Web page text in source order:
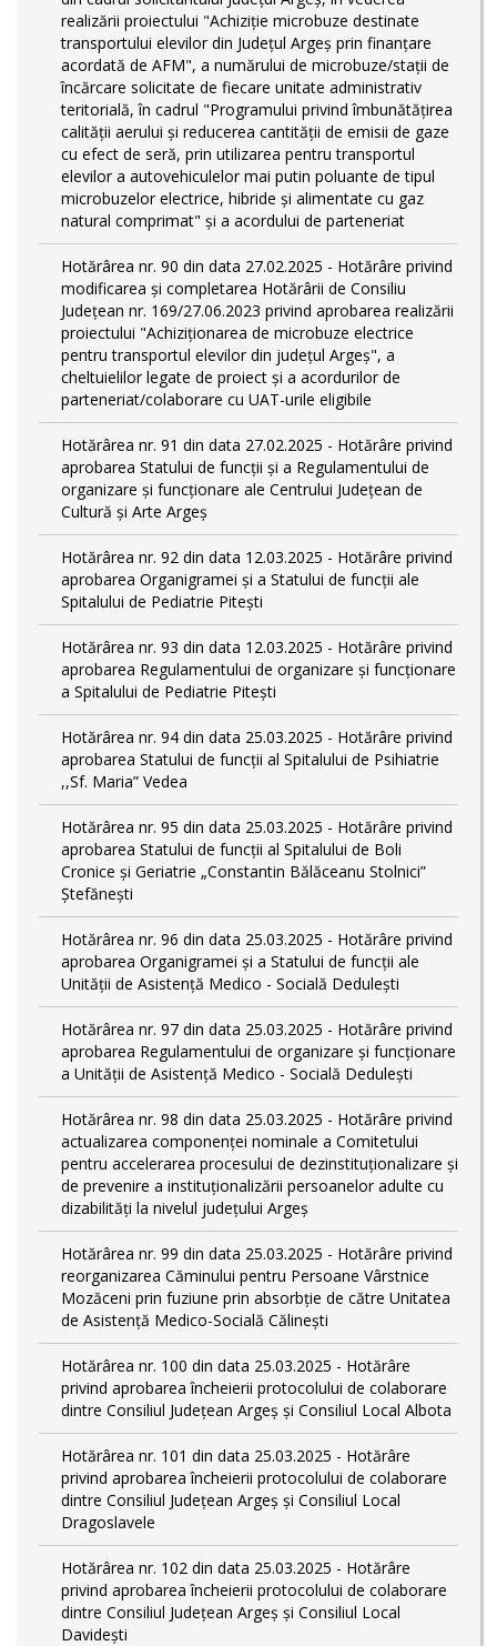
realizării proiectului "Achiziție microbuze destinate
transportului elevilor din Județul Argeș prin finanțare
acordată de AFM", a numărului de microbuze/stații de
încărcare solicitate de fiecare unitate administrativ
teritorială, în cadrul "Programului privind îmbunătățirea
calității aerului și reducerea cantității de emisii de gaze
cu efect de seră, prin utilizarea pentru transportul
elevilor a autovehiculelor mai putin poluante de tipul
microbuzelor electrice, hibride și alimentate cu gaz
natural comprimat" și a acordului de parteneriat
Hotărârea nr. 90 din data 27.02.2025 - Hotărâre privind
modificarea și completarea Hotărârii de Consiliu
Județean nr. 169/27.06.2023 privind aprobarea realizării
proiectului "Achiziționarea de microbuze electrice
pentru transportul elevilor din județul Argeș", a
cheltuielilor legate de proiect și a acordurilor de
parteneriat/colaborare cu UAT-urile eligibile
Hotărârea nr. 91 din data 27.02.2025 - Hotărâre privind
aprobarea Statului de funcţii și a Regulamentului de
organizare și funcționare ale Centrului Județean de
Cultură și Arte Argeș
Hotărârea nr. 92 din data 12.03.2025 - Hotărâre privind
aprobarea Organigramei și a Statului de funcţii ale
Spitalului de Pediatrie Pitești
Hotărârea nr. 93 din data 12.03.2025 - Hotărâre privind
aprobarea Regulamentului de organizare și funcționare
a Spitalului de Pediatrie Pitești
Hotărârea nr. 94 din data 25.03.2025 - Hotărâre privind
aprobarea Statului de funcţii al Spitalului de Psihiatrie
,,Sf. Maria” Vedea
Hotărârea nr. 95 din data 25.03.2025 - Hotărâre privind
aprobarea Statului de funcţii al Spitalului de Boli
Cronice și Geriatrie „Constantin Bălăceanu Stolnici”
Ștefănești
Hotărârea nr. 96 din data 25.03.2025 - Hotărâre privind
aprobarea Organigramei și a Statului de funcții ale
Unității de Asistență Medico - Socială Dedulești
Hotărârea nr. 97 din data 25.03.2025 - Hotărâre privind
aprobarea Regulamentului de organizare și funcționare
a Unității de Asistență Medico - Socială Dedulești
Hotărârea nr. 98 din data 25.03.2025 - Hotărâre privind
actualizarea componenței nominale a Comitetului
pentru accelerarea procesului de dezinstituționalizare şi
de prevenire a instituționalizării persoanelor adulte cu
dizabilități la nivelul județului Argeș
Hotărârea nr. 99 din data 25.03.2025 - Hotărâre privind
reorganizarea Căminului pentru Persoane Vârstnice
Mozăceni prin fuziune prin absorbție de către Unitatea
de Asistență Medico-Socială Călinești
Hotărârea nr. 100 din data 25.03.2025 - Hotărâre
privind aprobarea încheierii protocolului de colaborare
dintre Consiliul Județean Argeș și Consiliul Local Albota
Hotărârea nr. 101 din data 25.03.2025 - Hotărâre
privind aprobarea încheierii protocolului de colaborare
dintre Consiliul Județean Argeș și Consiliul Local
Dragoslavele
Hotărârea nr. 102 din data 25.03.2025 - Hotărâre
privind aprobarea încheierii protocolului de colaborare
dintre Consiliul Județean Argeș și Consiliul Local
Davidești